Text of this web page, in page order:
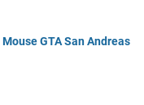
GTA San Andreas